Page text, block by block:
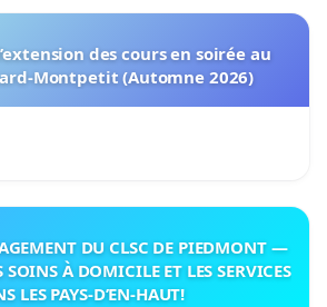
des cours en soirée au
Montpetit (Automne 2026)
DU CLSC DE PIEDMONT —
SOINS À DOMICILE ET LES SERVICES
LES PAYS-D’EN-HAUT!